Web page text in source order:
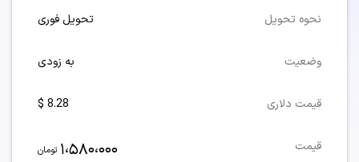
نحوه تحویل تحویل فوری
وضعیت به زودی
قیمت دلاری 8.28 $
قیمت 1،580،000 تومان